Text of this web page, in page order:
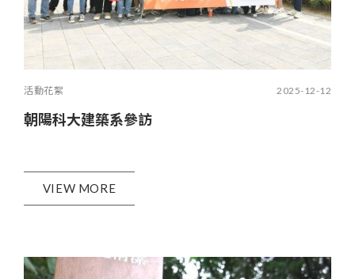
活動花絮 2025-12-12
朝陽科大建築系參訪
VIEW MORE